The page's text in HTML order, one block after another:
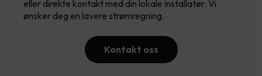
eller direkte kontakt med din lokale installatør. Vi
ønsker deg en lavere strømregning.
Kontakt oss